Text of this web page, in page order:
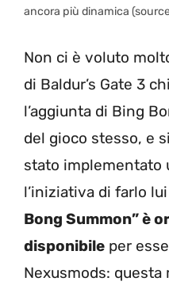
ancora più dinamica
Non ci è voluto
di Baldur’s Gate 3
l’aggiunta di Bing
del gioco stesso, e
stato implementato
l’iniziativa di farlo
Bong Summon” è
disponibile per
Nexusmods: questa